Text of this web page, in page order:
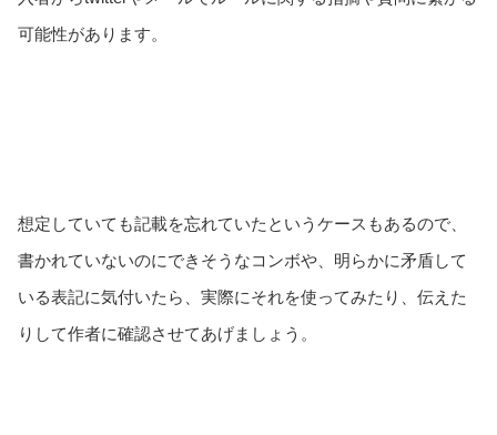
可能性があります。
想定していても記載を忘れていたというケースもあるので、
書かれていないのにできそうなコンボや、明らかに矛盾して
いる表記に気付いたら、実際にそれを使ってみたり、伝えた
りして作者に確認させてあげましょう。